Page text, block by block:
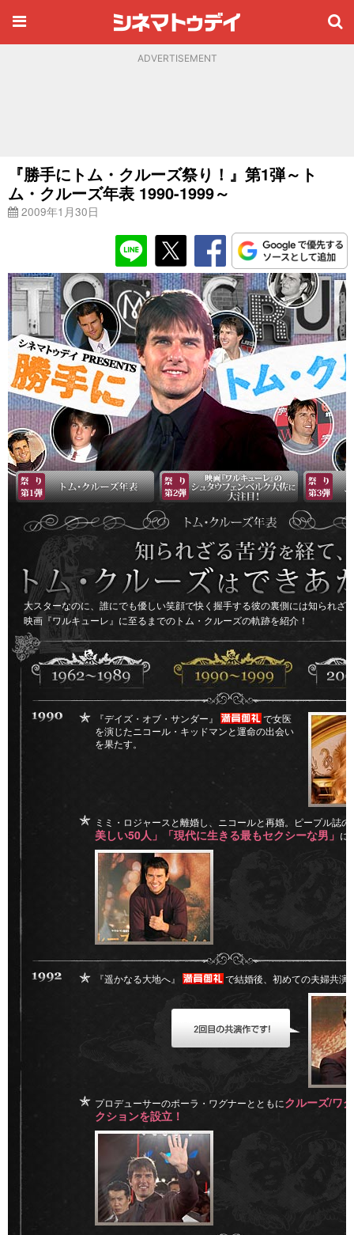
ADVERTISEMENT
『勝手にトム・クルーズ祭り！』第1弾～ト
ム・クルーズ年表 1990-1999～
2009年1月30日
大スターなのに、誰にでも優しい笑顔で快く握手する彼の裏側には知られ
映画『ワルキューレ』に至るまでのトム・クルーズの軌跡を紹介！
『デイズ・オブ・サンダー』
で女医
を演じたニコール・キッドマンと運命の出会い
を果たす。
ミミ・ロジャースと離婚し、ニコールと再婚。ピープル誌の
美しい50人」「現代に生きる最もセクシーな男」 に
『遥かなる大地へ』 で結婚後、初めての夫婦共演
プロデューサーのポーラ・ワグナーとともにクルーズ/ワ
クションを設立！